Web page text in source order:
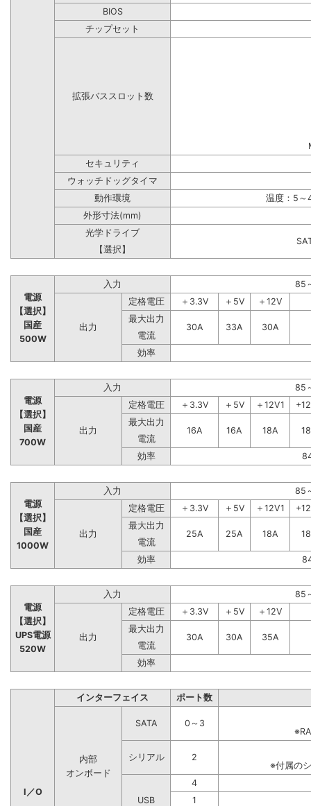
BIOS
チップセット
拡張バススロット数
セキュリティ
ウォッチドッグタイマ
動作環境
温度：5
外形寸法(mm)
光学ドライブ
【選択】
電源
【選択】
国産
500W
入力 85
出力
定格電圧 ＋3.3V ＋5V
＋12V
最大出力
30A
33A
30A
電流
効率
電源
【選択】
国産
700W
入力 85
出力
定格電圧 ＋3.3V ＋5V ＋12V1
最大出力
16A
16A 18A
電流
効率
電源
【選択】
国産
1000W
入力 85
出力
定格電圧 ＋3.3V ＋5V ＋12V1
最大出力
25A
25A 18A
電流
効率
電源
【選択】
UPS電源
520W
入力 85
出力
定格電圧 ＋3.3V ＋5V
＋12V
最大出力
30A
30A
35A
電流
効率
I／O
インターフェイス ポート数
内部
オンボード
SATA
0～3
シリアル
2
※付属の
USB
4
1